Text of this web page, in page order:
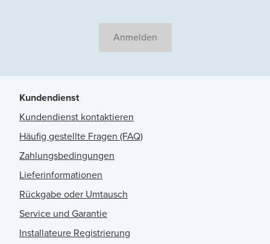
Anmelden
Kundendienst
Kundendienst kontaktieren
Häufig gestellte Fragen (FAQ)
Zahlungsbedingungen
Lieferinformationen
Rückgabe oder Umtausch
Service und Garantie
Installateure Registrierung